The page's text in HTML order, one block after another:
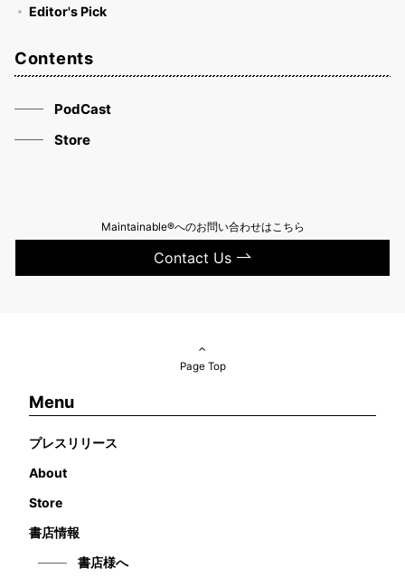
Editor's Pick
Contents
PodCast
Store
Maintainable®へのお問い合わせはこちら
Contact Us
Page Top
Menu
プレスリリース
About
Store
書店情報
書店様へ